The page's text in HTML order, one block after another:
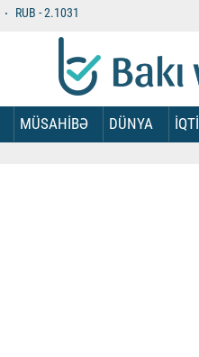
RUB -2.1031
MÜSAHİBƏ DÜNYA